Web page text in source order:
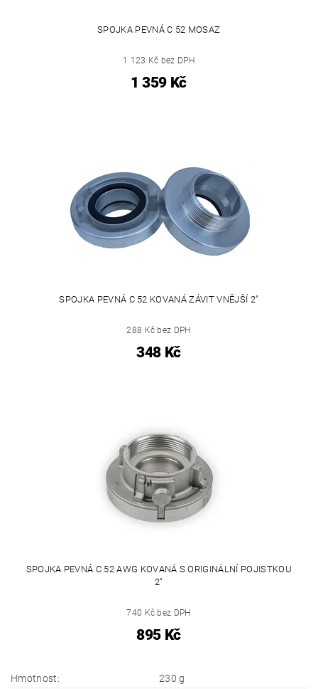
SPOJKA PEVNÁ C 52 MOSAZ
1 123 Kč bez DPH
1 359 Kč
SPOJKA PEVNÁ C 52 KOVANÁ ZÁVIT VNĚJŠÍ 2"
288 Kč bez DPH
348 Kč
SPOJKA PEVNÁ C 52 AWG KOVANÁ S ORIGINÁLNÍ POJISTKOU
2"
740 Kč bez DPH
895 Kč
Hmotnost: 230 g